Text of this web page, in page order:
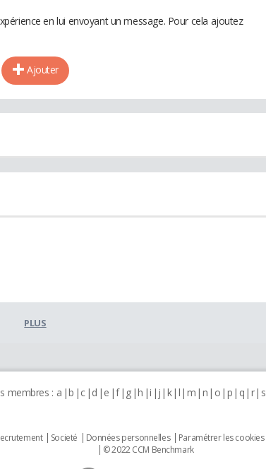
en lui envoyant un message. Pour cela ajoutez
Ajouter
PLUS
membres : a b c d e f g h i j k l m n o p q r s
Societé Données personnelles Paramétrer les cookies
© 2022 CCM Benchmark